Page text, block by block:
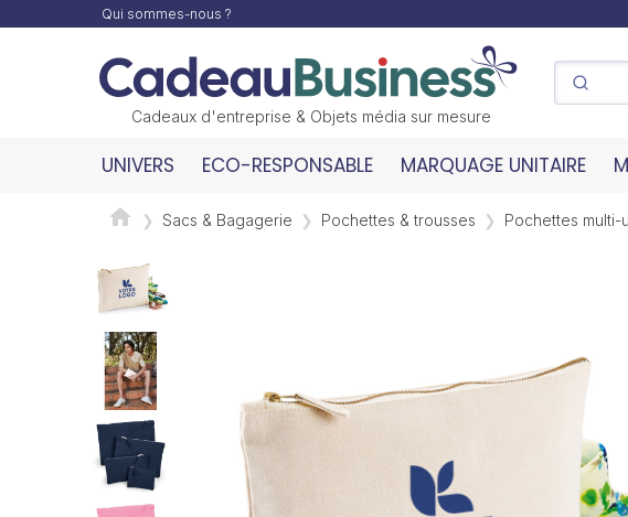
Qui sommes-nous ?
Cadeaux d'entreprise & Objets média sur mesure
UNIVERS ECO-RESPONSABLE MARQUAGE UNITAIRE
Sacs & Bagagerie Pochettes & trousses Pochettes multi-